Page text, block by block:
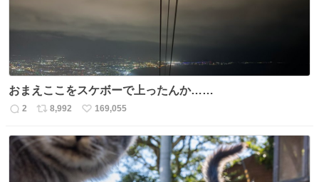
おまえここをスケボーで上ったんか……
返
数
2
リ
ス
ト
数
8,992
い
ね
数
169,055